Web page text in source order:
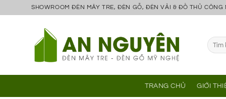
SHOWROOM ĐÈN MÂY TRE, ĐÈN GỖ, ĐÈN VẢI & ĐỒ THỦ CÔNG
Tìm
kiếm:
TRANG CHỦ GIỚI